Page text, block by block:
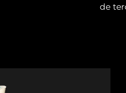
de
Entrega prevista8/11/26